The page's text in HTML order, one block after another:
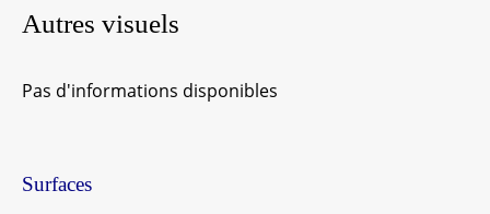
Autres visuels
Pas d'informations disponibles
Surfaces